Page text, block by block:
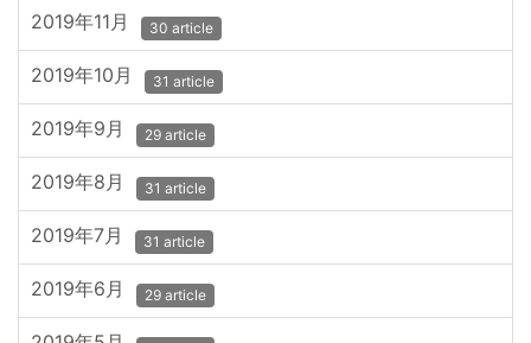
2019年11月 30 article
2019年10月 31 article
2019年9月 29 article
2019年8月 31 article
2019年7月 31 article
2019年6月 29 article